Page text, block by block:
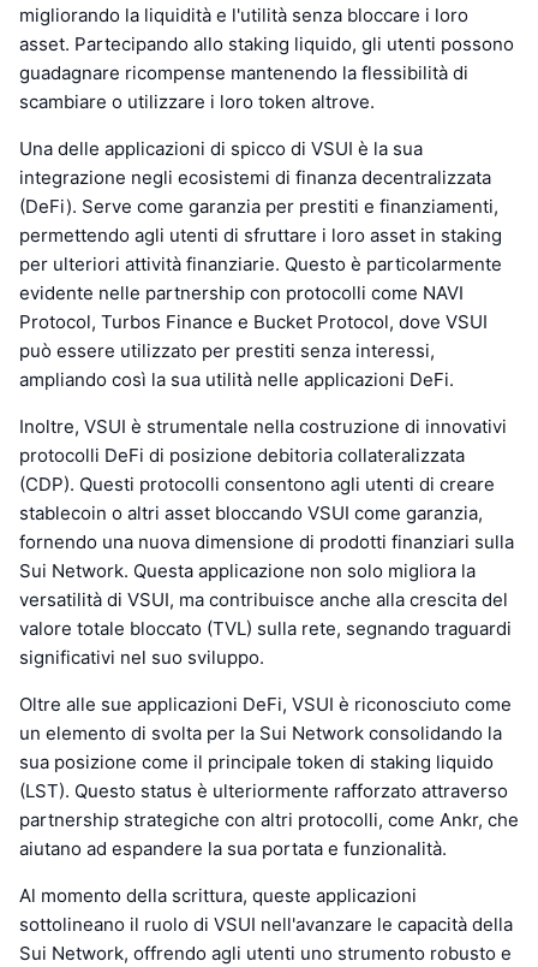
migliorando la liquidità e l'utilità senza bloccare i loro
asset. Partecipando allo staking liquido, gli utenti possono
guadagnare ricompense mantenendo la flessibilità di
scambiare o utilizzare i loro token altrove.
Una delle applicazioni di spicco di VSUI è la sua
integrazione negli ecosistemi di finanza decentralizzata
(DeFi). Serve come garanzia per prestiti e finanziamenti,
permettendo agli utenti di sfruttare i loro asset in staking
per ulteriori attività finanziarie. Questo è particolarmente
evidente nelle partnership con protocolli come NAVI
Protocol, Turbos Finance e Bucket Protocol, dove VSUI
può essere utilizzato per prestiti senza interessi,
ampliando così la sua utilità nelle applicazioni DeFi.
Inoltre, VSUI è strumentale nella costruzione di innovativi
protocolli DeFi di posizione debitoria collateralizzata
(CDP). Questi protocolli consentono agli utenti di creare
stablecoin o altri asset bloccando VSUI come garanzia,
fornendo una nuova dimensione di prodotti finanziari sulla
Sui Network. Questa applicazione non solo migliora la
versatilità di VSUI, ma contribuisce anche alla crescita del
valore totale bloccato (TVL) sulla rete, segnando traguardi
significativi nel suo sviluppo.
Oltre alle sue applicazioni DeFi, VSUI è riconosciuto come
un elemento di svolta per la Sui Network consolidando la
sua posizione come il principale token di staking liquido
(LST). Questo status è ulteriormente rafforzato attraverso
partnership strategiche con altri protocolli, come Ankr, che
aiutano ad espandere la sua portata e funzionalità.
Al momento della scrittura, queste applicazioni
sottolineano il ruolo di VSUI nell'avanzare le capacità della
Sui Network, offrendo agli utenti uno strumento robusto e